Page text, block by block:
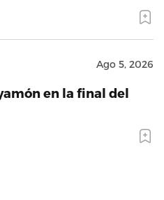
Ago 5, 2026
en la final del